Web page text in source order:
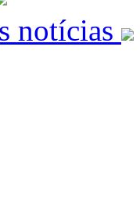
notícias